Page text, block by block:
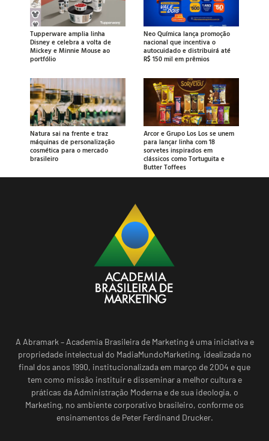
Tupperware amplia linha
Disney e celebra a volta de
Mickey e Minnie Mouse ao
portfólio
Neo Química lança promoção
nacional que incentiva o
autocuidado e distribuirá até
R$ 150 mil em prêmios
Natura sai na frente e traz
máquinas de personalização
cosmética para o mercado
brasileiro
Arcor e Grupo Los Los se unem
para lançar linha com 18
sorvetes inspirados em
clássicos como Tortuguita e
Butter Toffees
A Abramark – Academia Brasileira de Marketing é uma iniciativa e
propriedade intelectual do MadiaMundoMarketing, idealizada no
final dos anos 1990, institucionalizada em março de 2004 e que
tem como missão instituir e disseminar a melhor cultura e
práticas da Administração Moderna e de sua ideologia, o
Marketing, no ambiente corporativo brasileiro, conforme os
ensinamentos de Peter Ferdinand Drucker.